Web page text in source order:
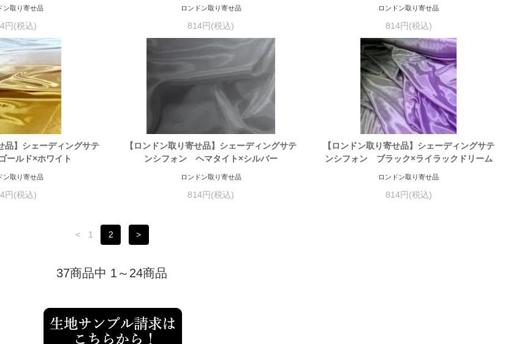
ン取り寄せ品
円(税込)
ロンドン取り寄せ品
814円(税込)
ロンドン取り寄せ品
814円(税込)
品】シェーディングサテ
ールド×ホワイト
ン取り寄せ品
円(税込)
【ロンドン取り寄せ品】シェーディングサテ
ンシフォン ヘマタイト×シルバー
ロンドン取り寄せ品
814円(税込)
【ロンドン取り寄せ品】シェーディングサテ
ンシフォン ブラック×ライラックドリーム
ロンドン取り寄せ品
814円(税込)
< 1 2 >
37商品中 1～24商品